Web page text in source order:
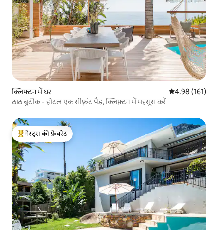
क्लिफ्टन में घर औसत रेटिंग 5 में से
4.98 (161)
ठाठ बुटीक - होटल एक सीफ़्रंट पैड, क्लिफ़्टन में महसूस करें
गेस्ट्स का टॉप फ़ेवरेट
गेस्ट्स की फ़ेवरेट